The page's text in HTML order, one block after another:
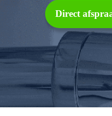
Direct